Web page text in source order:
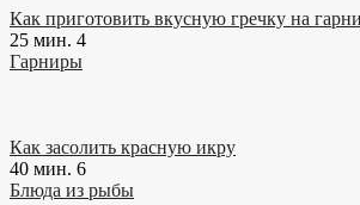
Как приготовить вкусную гречку на
25 мин. 4
Гарниры
Как засолить красную икру
40 мин. 6
Блюда из рыбы